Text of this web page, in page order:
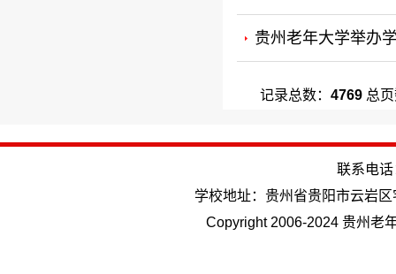
贵州老年大学举办
记录总数：4769 总
联系电
学校地址：贵州省贵阳市云岩
Copyright 2006-2024 贵州老